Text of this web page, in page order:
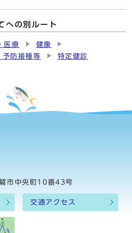
への別ルート
医療
健康
予防接種等
特定健診
市中央町10番43号
交通アクセス